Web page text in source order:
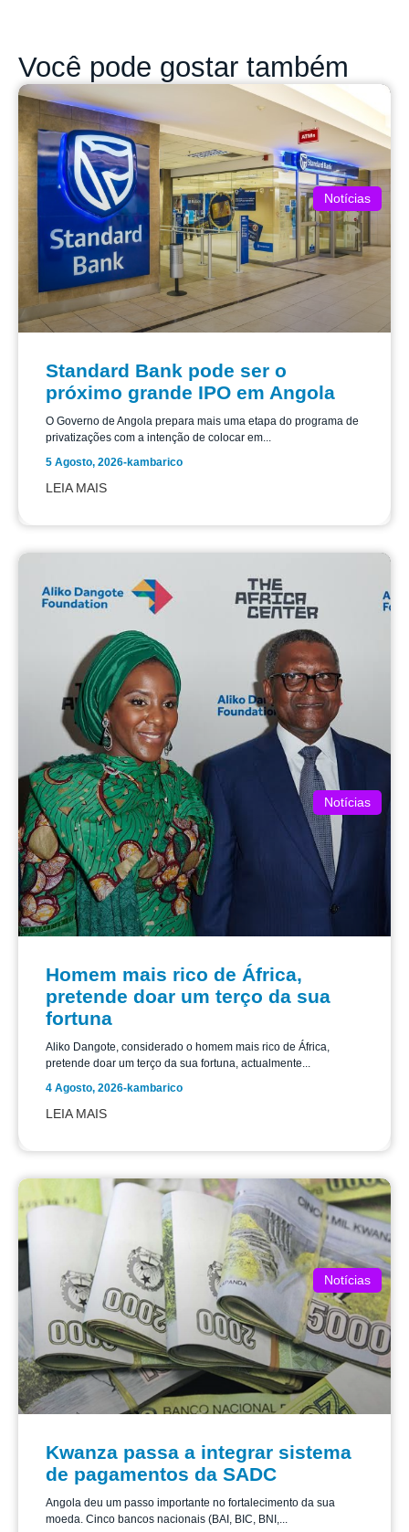
Você pode gostar também
Notícias
Standard Bank pode ser o
próximo grande IPO em Angola
O Governo de Angola prepara mais uma etapa do programa de
privatizações com a intenção de colocar em...
5 Agosto, 2026-kambarico
LEIA MAIS
Notícias
Homem mais rico de África,
pretende doar um terço da sua
fortuna
Aliko Dangote, considerado o homem mais rico de África,
pretende doar um terço da sua fortuna, actualmente...
4 Agosto, 2026-kambarico
LEIA MAIS
Notícias
Kwanza passa a integrar sistema
de pagamentos da SADC
Angola deu um passo importante no fortalecimento da sua
moeda. Cinco bancos nacionais (BAI, BIC, BNI,...